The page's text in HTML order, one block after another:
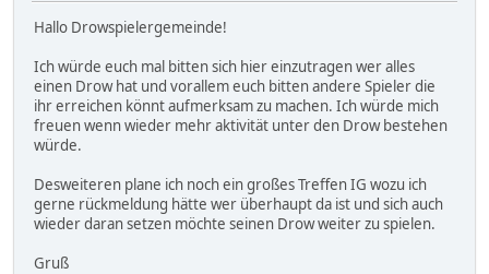
Hallo Drowspielergemeinde!
Ich würde euch mal bitten sich hier einzutragen wer alles
einen Drow hat und vorallem euch bitten andere Spieler die
ihr erreichen könnt aufmerksam zu machen. Ich würde mich
freuen wenn wieder mehr aktivität unter den Drow bestehen
würde.
Desweiteren plane ich noch ein großes Treffen IG wozu ich
gerne rückmeldung hätte wer überhaupt da ist und sich auch
wieder daran setzen möchte seinen Drow weiter zu spielen.
Gruß